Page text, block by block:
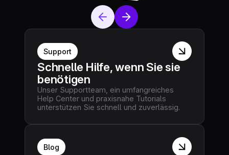
Support
Schnelle Hilfe, wenn Sie sie
benötigen
Unser Supportteam, ein umfangreiches
Help Center und praxisnahe Tutorials
unterstützen Sie schnell und zuverlässig.
Blog